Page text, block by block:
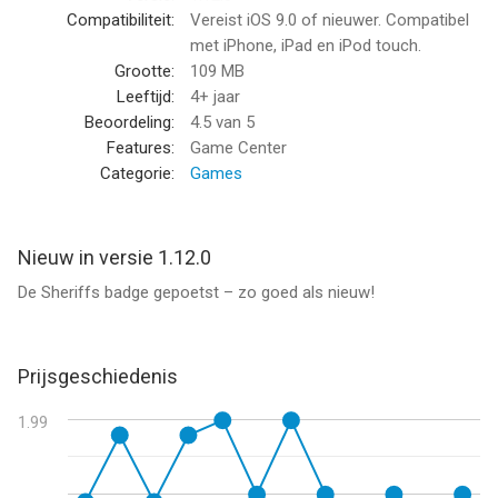
Cut the Rope: Time Travel is winnaar van de iKids Awards 2014!
Was je al fan?
VIND ONS LEUK: www.facebook.com/cuttherope
VOLG ONS: www.twitter.com/cut_the_rope
BEKIJK ONS: www.youtube.com/zeptolab
BEZOEK ONS: www.cuttherope.net
Cut the Rope: Time Travel GOLD van ZeptoLab UK Limited is
een app voor iPhone, iPad en iPod touch met iOS versie 9.0 of
vergeleken op 6 Aug om 07:27.
Compatibiliteit:
Vereist iOS 9.0 of nieuwer. Compatibel
met iPhone, iPad en iPod touch.
Grootte:
109 MB
Leeftijd:
4+ jaar
Beoordeling:
4.5 van 5
Features:
Game Center
Categorie:
Games
Nieuw in versie 1.12.0
De Sheriffs badge gepoetst – zo goed als nieuw!
Prijsgeschiedenis
1.99